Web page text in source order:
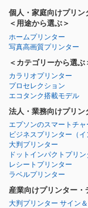
個人・家庭向けプリン
＜用途から選ぶ＞
ホームプリンター
写真高画質プリンター
＜カテゴリーから選ぶ
カラリオプリンター
プロセレクション
エコタンク搭載モデル
法人・業務向けプリン
エプソンのスマートチャ
ビジネスプリンター （
大判プリンター
ドットインパクトプリン
レシートプリンター
ラベルプリンター
産業向けプリンター・
大判プリンター サイン